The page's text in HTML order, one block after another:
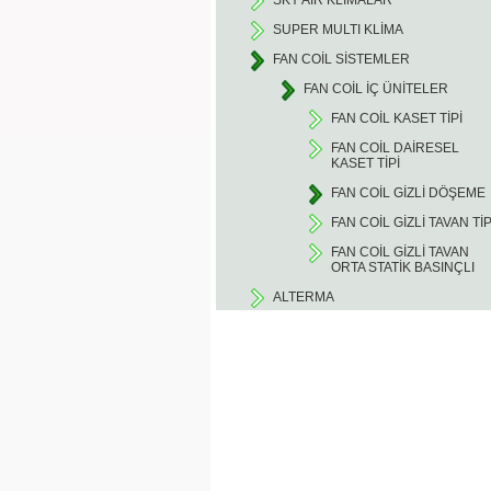
SUPER MULTI KLİMA
FAN COİL SİSTEMLER
FAN COİL İÇ ÜNİTELER
FAN COİL KASET TİPİ
FAN COİL DAİRESEL
KASET TİPİ
FAN COİL GİZLİ DÖŞEME
FAN COİL GİZLİ TAVAN
FAN COİL GİZLİ TAVAN
ORTA STATİK BASINÇLI
ALTERMA